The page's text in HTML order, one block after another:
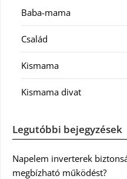
Baba-mama
Család
Kismama
Kismama divat
Legutóbbi bejegyzések
Napelem inverterek
megbízható működést?